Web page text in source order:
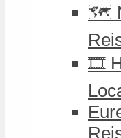
🗺️
🎞️